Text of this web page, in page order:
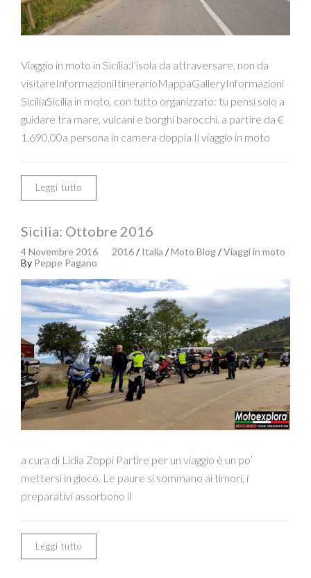
Viaggio in moto in Sicilia:l’isola da attraversare, non da
visitareInformazioniItinerarioMappaGalleryInformazioni
SiciliaSicilia in moto, con tutto organizzato: tu pensi solo a
guidare tra mare, vulcani e borghi barocchi. a partire da €
1.690,00a persona in camera doppia Il viaggio in moto
Leggi tutto
Sicilia: Ottobre 2016
4 Novembre 2016 2016/Italia /Moto Blog/Viaggi in moto
By Peppe Pagano
a cura di Lidia Zoppi Partire per un viaggio è un po’
mettersi in gioco. Le paure si sommano ai timori, i
preparativi assorbono il
Leggi tutto